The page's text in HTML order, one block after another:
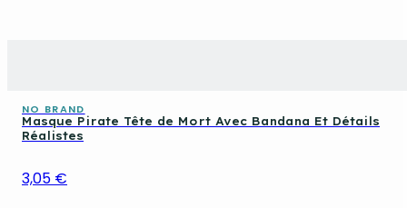
NO BRAND
Masque Pirate Tête de Mort Avec Bandana Et Détails
Réalistes
3,05 €